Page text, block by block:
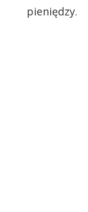
pieniędzy.